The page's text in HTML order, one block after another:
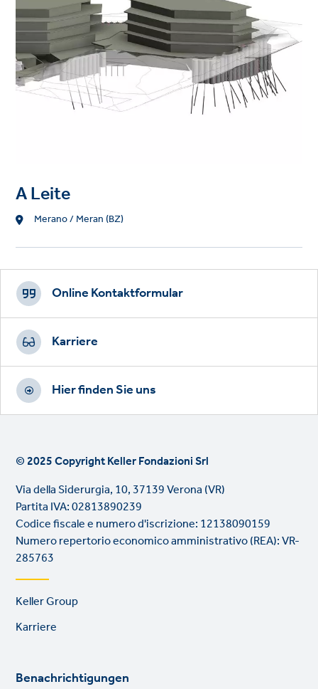
A Leite
Standort
Merano / Meran (BZ)
Footer
CTAs
Online Kontaktformular
Karriere
Hier finden Sie uns
© 2025 Copyright Keller Fondazioni Srl
Via della Siderurgia, 10, 37139 Verona (VR)
Partita IVA: 02813890239
Codice fiscale e numero d'iscrizione: 12138090159
Numero repertorio economico amministrativo (REA): VR-
285763
Footer
links
Keller Group
Karriere
Benachrichtigungen